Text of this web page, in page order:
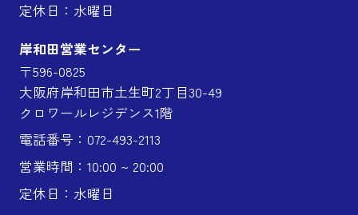
定休日：水曜日
岸和田営業センター
〒596-0825
大阪府岸和田市土生町2丁目30-49
クロワールレジデンス1階
電話番号：072-493-2113
営業時間：10:00 ~ 20:00
定休日：水曜日